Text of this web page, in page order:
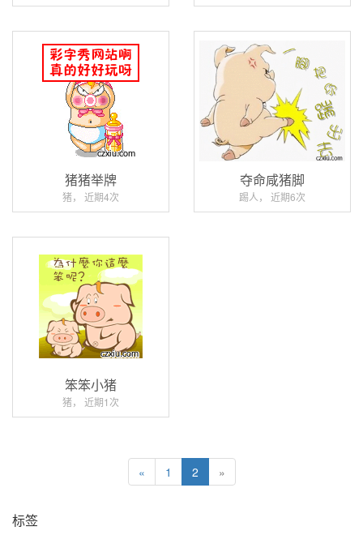
猪猪举牌
猪， 近期4次
夺命咸猪脚
踢人， 近期6次
笨笨小猪
猪， 近期1次
« 1 2 »
标签